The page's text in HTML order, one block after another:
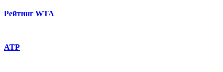
Рейтинг WTA
ATP